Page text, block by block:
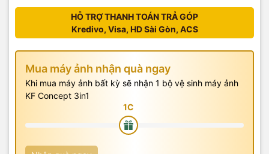
HỖ TRỢ THANH TOÁN TRẢ GÓP
Kredivo, Visa, HD Sài Gòn, ACS
Mua máy ảnh nhận quà ngay
Khi mua máy ảnh bất kỳ sẽ nhận 1 bộ vệ sinh máy ảnh
KF Concept 3in1